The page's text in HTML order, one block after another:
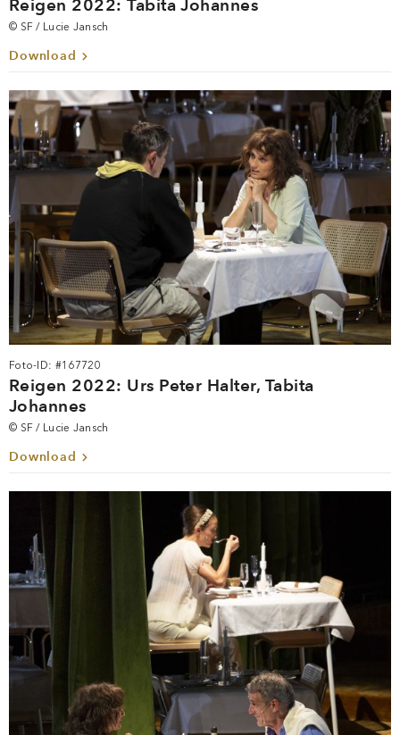
Reigen 2022: Tabita Johannes
© SF / Lucie Jansch
Download
Foto-ID: #167720
Reigen 2022: Urs Peter Halter, Tabita
Johannes
© SF / Lucie Jansch
Download